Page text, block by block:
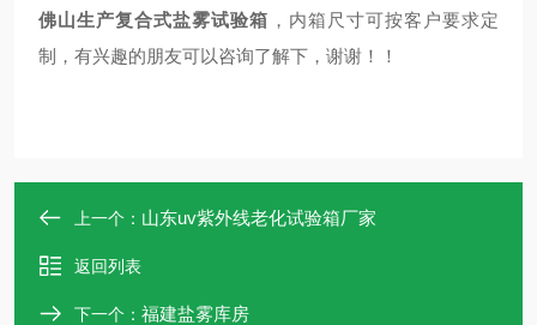
佛山生产复合式盐雾试验箱 ，内箱尺寸可按客户要求定
制，有兴趣的朋友可以咨询了解下，谢谢！！
上一个： 山东uv紫外线老化试验箱厂家
返回列表
下一个： 福建盐雾库房